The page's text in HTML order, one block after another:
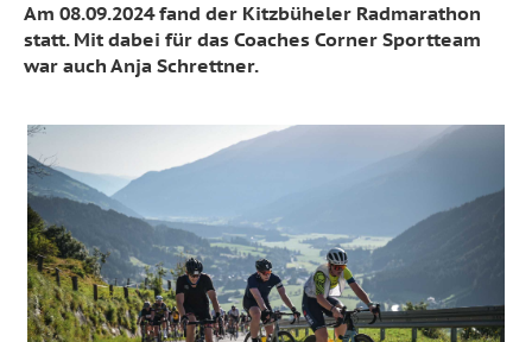
Am 08.09.2024 fand der Kitzbüheler Radmarathon
statt. Mit dabei für das Coaches Corner Sportteam
war auch Anja Schrettner.